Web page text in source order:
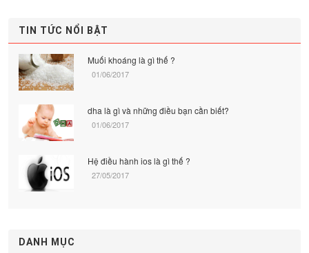
TIN TỨC NỔI BẬT
Muối khoáng là gì thế ?
01/06/2017
dha là gì và những điều bạn cần biết?
01/06/2017
Hệ điều hành ios là gì thế ?
27/05/2017
DANH MỤC